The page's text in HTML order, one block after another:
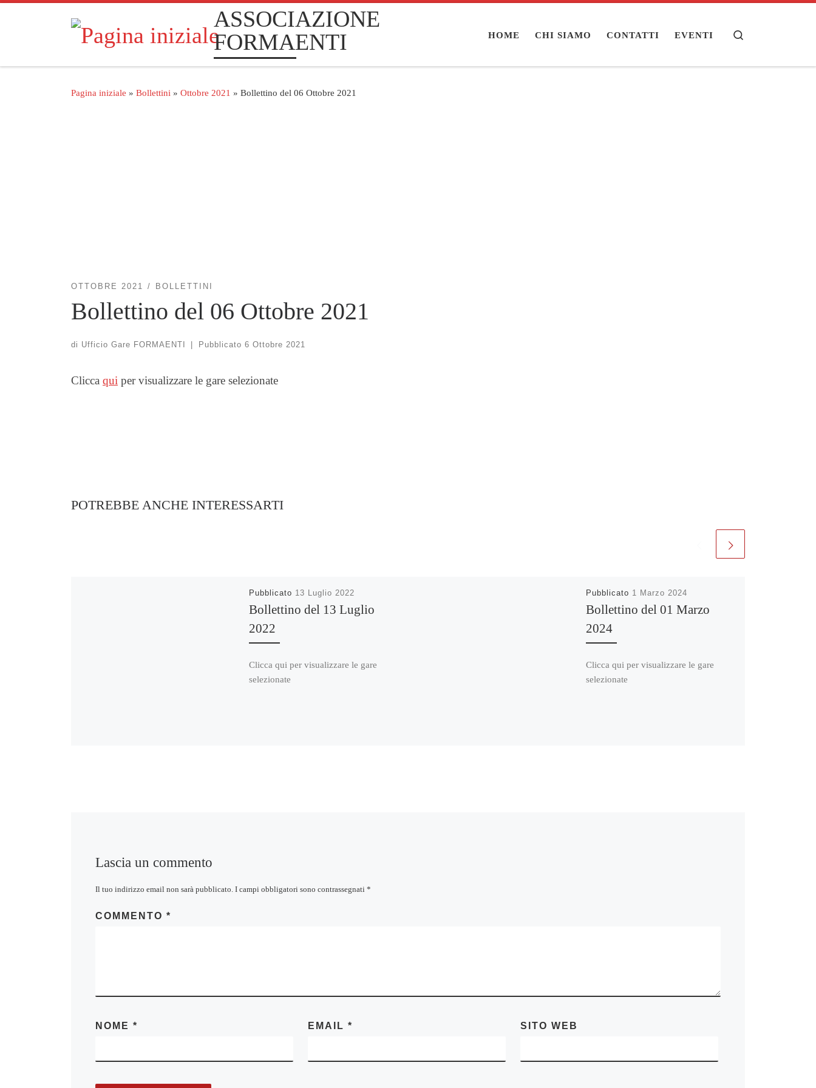
Passa al contenuto
ASSOCIAZIONE
FORMAENTI
HOME CHI SIAMO CONTATTI EVENTI
Pagina iniziale » Bollettini » Ottobre 2021 » Bollettino del 06 Ottobre 2021
OTTOBRE 2021 BOLLETTINI
Bollettino del 06 Ottobre 2021
di Ufficio Gare FORMAENTI Pubblicato 6 Ottobre 2021
Clicca qui per visualizzare le gare selezionate
POTREBBE ANCHE INTERESSARTI
Pubblicato 13 Luglio 2022
Bollettino del 13 Luglio
2022
Clicca qui per visualizzare le gare
selezionate
Pubblicato 1 Marzo 2024
Bollettino del 01 Marzo
2024
Clicca qui per visualizzare le gare
selezionate
Lascia un commento
Il tuo indirizzo email non sarà pubblicato. I campi obbligatori sono contrassegnati *
COMMENTO *
NOME * EMAIL * SITO WEB